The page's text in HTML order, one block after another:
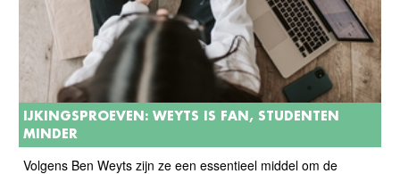
IJKINGSPROEVEN: WEYTS IS FAN, STUDENTEN
MINDER
Volgens Ben Weyts zijn ze een essentieel middel om de